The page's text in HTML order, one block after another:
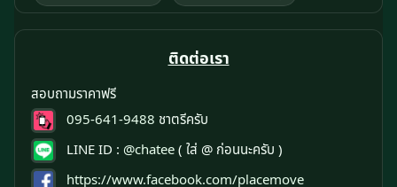
ติดต่อเรา
สอบถามราคาฟรี
095-641-9488 ชาตรีครับ
LINE ID : @chatee( ใส่ @ ก่อนนะครับ )
https://www.facebook.com/placemove